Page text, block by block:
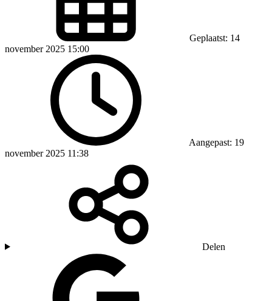
Geplaatst: 14
november 2025 15:00
Aangepast: 19
november 2025 11:38
Delen